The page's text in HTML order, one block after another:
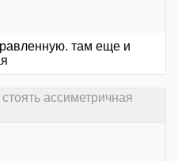
там еще и
ассиметричная